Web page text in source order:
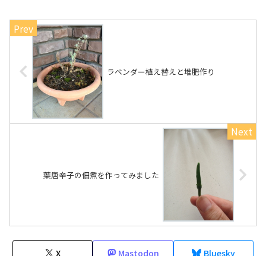
ラベンダー植え替えと堆肥作り
葉唐辛子の佃煮を作ってみました
X Mastodon Bluesky